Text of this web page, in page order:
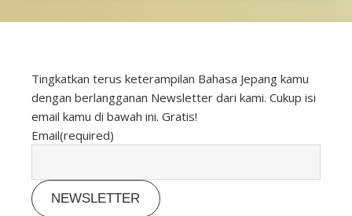
Tingkatkan terus keterampilan Bahasa Jepang kamu
dengan berlangganan Newsletter dari kami. Cukup isi
email kamu di bawah ini. Gratis!
Email(required)
NEWSLETTER